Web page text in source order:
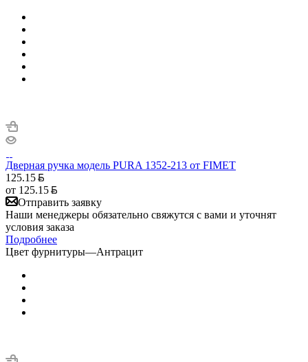
Дверная ручка модель PURA 1352-213 от FIMET
125.15
от 125.15
Отправить заявку
Наши менеджеры обязательно свяжутся с вами и уточнят
условия заказа
Подробнее
Цвет фурнитуры—Антрацит